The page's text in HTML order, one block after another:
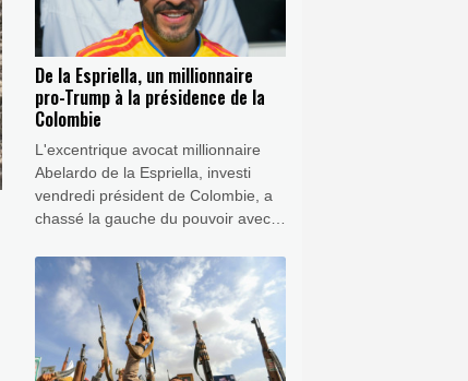
De la Espriella, un millionnaire
pro-Trump à la présidence de la
Colombie
L'excentrique avocat millionnaire
Abelardo de la Espriella, investi
vendredi président de Colombie, a
chassé la gauche du pouvoir avec
promesse de mater les groupes
armés du pays.